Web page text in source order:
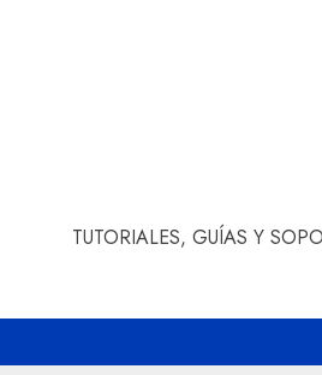
TUTORIALES, GUÍAS Y